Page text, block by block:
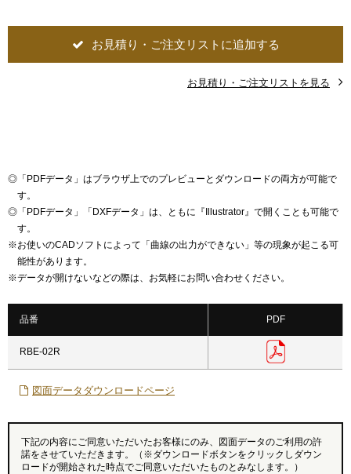
お見積り・ご注文リストに追加する
お見積り・ご注文リストを見る
◎ 「PDFデータ」はブラウザ上でのプレビューとダウンロードの両方が可能で
す。
◎ 「PDFデータ」「DXFデータ」は、ともに『Illustrator』で開くことも可能で
す。
※お使いのCADソフトによって「曲線の出力ができない」等の現象が起こる可
能性があります。
※データが開けないなどの際は、お気軽にお問い合わせください。
品番 PDF
RBE-02R
図面データダウンロードページ
下記の内容にご同意いただいたお客様にのみ、図面データのご利用の許
諾をさせていただきます。（※ダウンロードボタンをクリックしダウン
ロードが開始された時点でご同意いただいたものとみなします。）